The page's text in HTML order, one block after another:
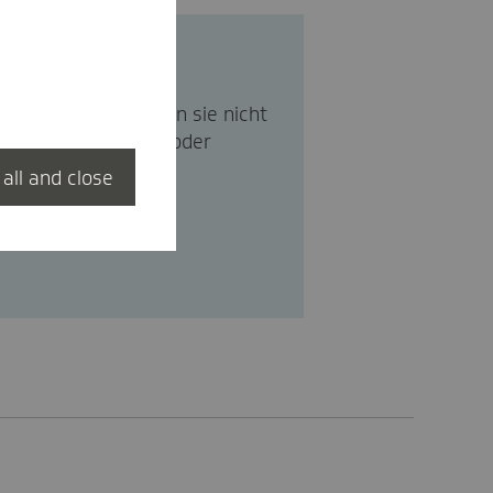
kennen. Wenn sie nicht
Küchenmaschine oder
and close